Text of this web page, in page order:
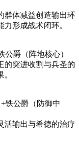
群体减益创造输出环
形成战术闭环。
爵（阵地核心）
的突进收割与兵圣的
铁公爵（防御中
活输出与希德的治疗